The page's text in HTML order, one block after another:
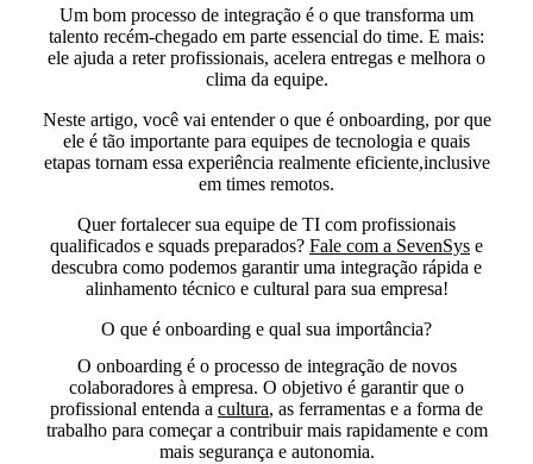
Um bom processo de integração é o que transforma um
talento recém-chegado em parte essencial do time. E mais:
ele ajuda a reter profissionais, acelera entregas e melhora o
clima da equipe.
Neste artigo, você vai entender o que é onboarding, por que
ele é tão importante para equipes de tecnologia e quais
etapas tornam essa experiência realmente eficiente,inclusive
em times remotos.
Querfortalecer sua equipe de TI com profissionais
qualificados e squads preparados? Fale com a SevenSys e
descubra como podemos garantir uma integração rápida e
alinhamento técnico e cultural para sua empresa!
O que é onboarding e qual sua importância?
O onboarding é o processo de integração de novos
colaboradores à empresa. O objetivo é garantir que o
profissional entenda a cultura, as ferramentas e a forma de
trabalho para começar a contribuir mais rapidamente e com
mais segurança e autonomia.